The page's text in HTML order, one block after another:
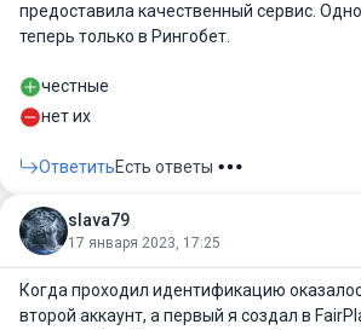
предоставила качественный сервис.
теперь только в Рингобет.
честные
нет их
ОтветитьЕсть ответы
slava79
17 января 2023, 17:25
Когда проходил идентификацию
второй аккаунт, а первый я создал в